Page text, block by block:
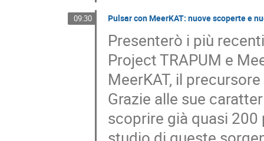
09:30 Pulsar con MeerKAT: nuove scoperte e
Presenterò i più
Project TRAPUM e
MeerKAT, il
Grazie alle sue
scoprire già quasi